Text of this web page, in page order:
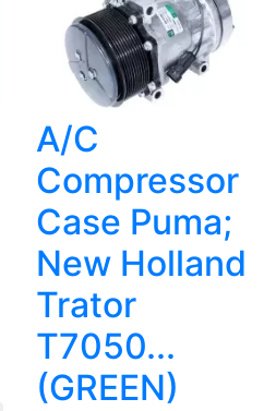
A/C
Compressor
Case Puma;
New Holland
Trator
T7050...
(GREEN)